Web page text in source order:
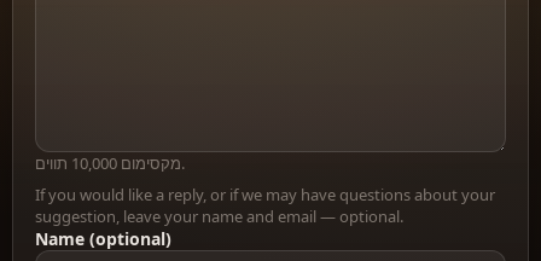
מקסימום 10,000 תווים.
If you would like a reply, or if we may have questions about your
suggestion, leave your name and email — optional.
Name (optional)